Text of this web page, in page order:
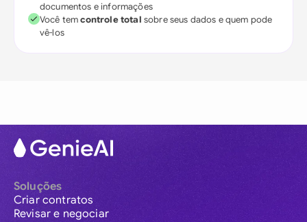
documentos e informações
Você temcontrole total sobre seus dados e quem pode
vê-los
Soluções
Criar contratos
Revisar e negociar